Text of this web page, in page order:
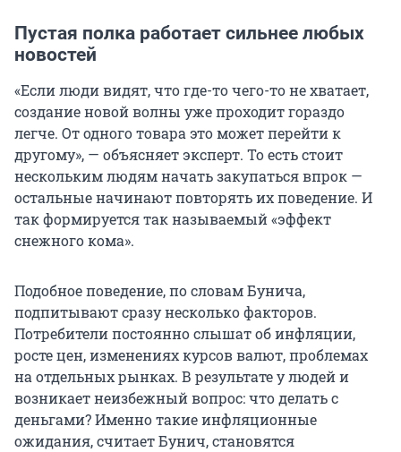
Пустая полка работает сильнее любых
новостей
«Если люди видят, что где-то чего-то не хватает,
создание новой волны уже проходит гораздо
легче. От одного товара это может перейти к
другому», — объясняет эксперт. То есть стоит
нескольким людям начать закупаться впрок —
остальные начинают повторять их поведение. И
так формируется так называемый «эффект
снежного кома».
Подобное поведение, по словам Бунича,
подпитывают сразу несколько факторов.
Потребители постоянно слышат об инфляции,
росте цен, изменениях курсов валют, проблемах
на отдельных рынках. В результате у людей и
возникает неизбежный вопрос: что делать с
деньгами? Именно такие инфляционные
ожидания, считает Бунич, становятся